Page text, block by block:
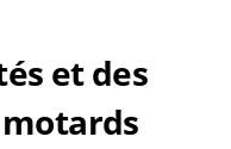
et des